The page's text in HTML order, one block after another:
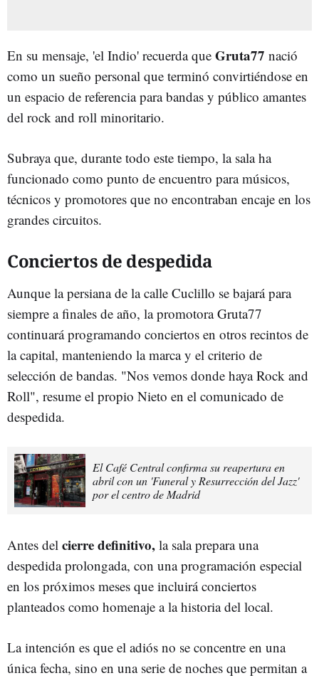
En su mensaje, 'el Indio' recuerda que Gruta77 nació
como un sueño personal que terminó convirtiéndose en
un espacio de referencia para bandas y público amantes
del rock and roll minoritario.
Subraya que, durante todo este tiempo, la sala ha
funcionado como punto de encuentro para músicos,
técnicos y promotores que no encontraban encaje en los
grandes circuitos.
Conciertos de despedida
Aunque la persiana de la calle Cuclillo se bajará para
siempre a finales de año, la promotora Gruta77
continuará programando conciertos en otros recintos de
la capital, manteniendo la marca y el criterio de
selección de bandas. "Nos vemos donde haya Rock and
Roll", resume el propio Nieto en el comunicado de
despedida.
El Café Central confirma su reapertura en
abril con un 'Funeral y Resurrección del Jazz'
por el centro de Madrid
Antes del cierre definitivo, la sala prepara una
despedida prolongada, con una programación especial
en los próximos meses que incluirá conciertos
planteados como homenaje a la historia del local.
La intención es que el adiós no se concentre en una
única fecha, sino en una serie de noches que permitan a